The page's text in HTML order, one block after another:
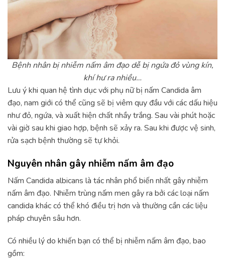
Bệnh nhân bị nhiễm nấm âm đạo dễ bị ngứa đỏ vùng kín,
khí hư ra nhiều…
Lưu ý khi quan hệ tình dục với phụ nữ bị nấm Candida âm
đạo, nam giới có thể cũng sẽ bị viêm quy đầu với các dấu hiệu
như đỏ, ngứa, và xuất hiện chất nhầy trắng. Sau vài phút hoặc
vài giờ sau khi giao hợp, bệnh sẽ xảy ra. Sau khi được vệ sinh,
rửa sạch bệnh thường sẽ tự khỏi.
Nguyên nhân gây nhiễm nấm âm đạo
Nấm Candida albicans là tác nhân phổ biến nhất gây nhiễm
nấm âm đạo. Nhiễm trùng nấm men gây ra bởi các loại nấm
candida khác có thể khó điều trị hơn và thường cần các liệu
pháp chuyên sâu hơn.
Có nhiều lý do khiến bạn có thể bị nhiễm nấm âm đạo, bao
gồm: